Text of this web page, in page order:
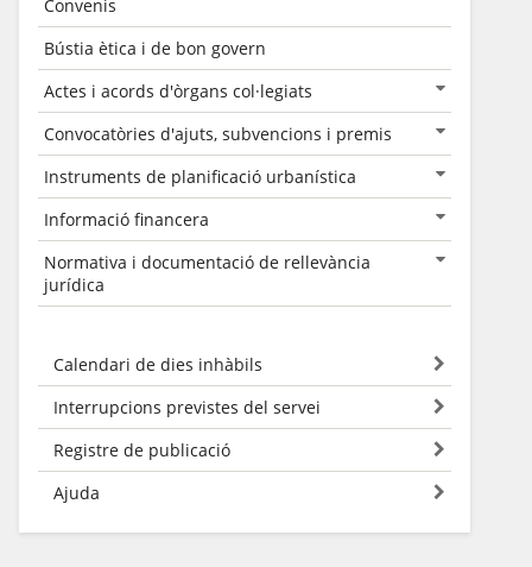
Convenis
Bústia ètica i de bon govern
Actes i acords d'òrgans col·legiats
Convocatòries d'ajuts, subvencions i premis
Instruments de planificació urbanística
Informació financera
Normativa i documentació de rellevància
jurídica
Calendari de dies inhàbils
Interrupcions previstes del servei
Registre de publicació
Ajuda